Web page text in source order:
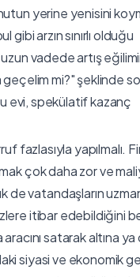
yerine yenisini
arzın sınırlı olduğu
vadede artış
mi?" şeklinde
evi, spekülatif kazanç
fazlasıyla yapılmalı.
çok daha zor ve
vatandaşların
itibar edebildiğini
satarak altına ya
siyasi ve ekonomik